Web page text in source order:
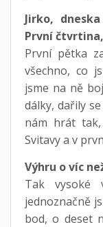
Jirko,
První
První pětka
všechno, co
jsme na ně
dálky, dařily
nám hrát
Svitavy a v
Výhru o víc
Tak vysoké
jednoznačně
bod, o deset